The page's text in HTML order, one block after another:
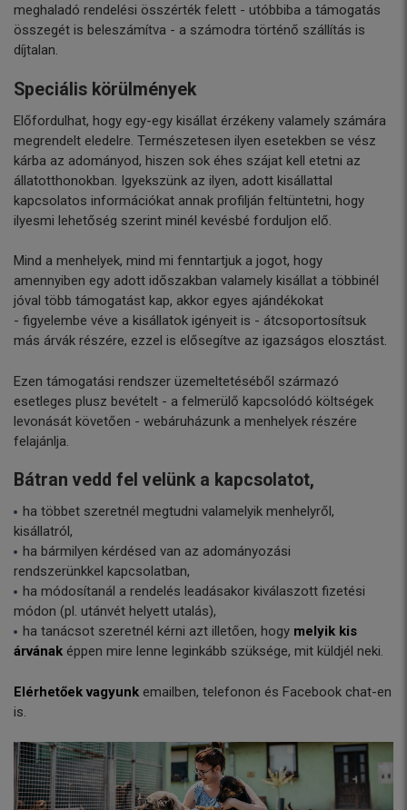
meghaladó rendelési összérték felett - utóbbiba a támogatás
összegét is beleszámítva - a számodra történő szállítás is
díjtalan.
Speciális körülmények
Előfordulhat, hogy egy-egy kisállat érzékeny valamely számára
megrendelt eledelre. Természetesen ilyen esetekben se vész
kárba az adományod, hiszen sok éhes szájat kell etetni az
állatotthonokban. Igyekszünk az ilyen, adott kisállattal
kapcsolatos információkat annak profilján feltüntetni, hogy
ilyesmi lehetőség szerint minél kevésbé forduljon elő.
Mind a menhelyek, mind mi fenntartjuk a jogot, hogy
amennyiben egy adott időszakban valamely kisállat a többinél
jóval több támogatást kap, akkor egyes ajándékokat
- figyelembe véve a kisállatok igényeit is - átcsoportosítsuk
más árvák részére, ezzel is elősegítve az igazságos elosztást.
Ezen támogatási rendszer üzemeltetéséből származó
esetleges plusz bevételt - a felmerülő kapcsolódó költségek
levonását követően - webáruházunk a menhelyek részére
felajánlja.
Bátran vedd fel velünk a kapcsolatot,
ha többet szeretnél megtudni valamelyik menhelyről,
kisállatról,
ha bármilyen kérdésed van az adományozási
rendszerünkkel kapcsolatban,
ha módosítanál a rendelés leadásakor kiválaszott fizetési
módon (pl. utánvét helyett utalás),
ha tanácsot szeretnél kérni azt illetően, hogy melyik kis
árvának éppen mire lenne leginkább szüksége, mit küldjél neki.
Elérhetőek vagyunk emailben, telefonon és Facebook chat-en
is.